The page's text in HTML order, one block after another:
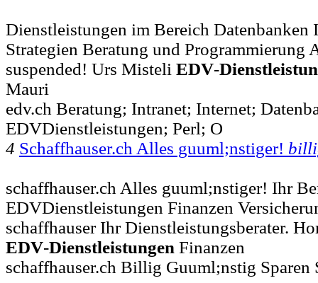
Dienstleistungen im Bereich Datenbanken
Strategien Beratung und Programmierung
suspended! Urs Misteli EDV-
Mauri
edv.ch Beratung; Intranet; Internet;
EDVDienstleistungen; Perl; O
4 Schaffhauser.ch Alles guuml;nstiger!
schaffhauser.ch Alles guuml;nstiger! Ihr
EDVDienstleistungen Finanzen
schaffhauser Ihr Dienstleistungsberater.
EDV-Dienstleistungen Finanzen
schaffhauser.ch Billig Guuml;nstig Sparen